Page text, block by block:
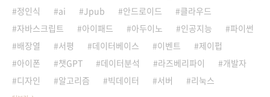
정인식
ai Jpub 안드로이드
클라우드
자바스크립트
아이패드 아두이노 인공지능
파이썬
배장열
서평 데이터베이스 이벤트
제이펍
아이폰
챗GPT 데이터분석 라즈베리파이
개발자
디자인
알고리즘 빅데이터 서버 리눅스